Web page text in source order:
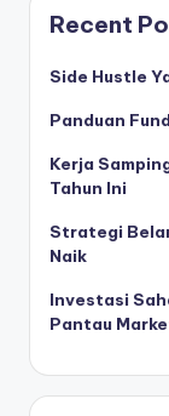
Recent
Side Hustle
Panduan
Kerja
Tahun Ini
Strategi
Naik
Investasi
Pantau